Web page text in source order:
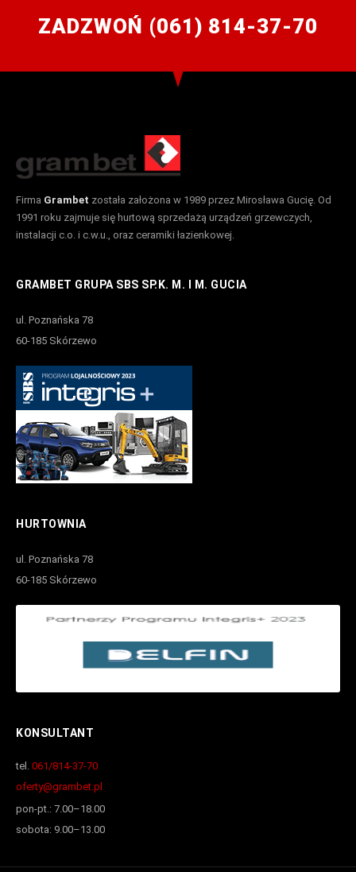
ZADZWOŃ (061) 814-37-70
Firma Grambet została założona w 1989 przez Mirosława Gucię. Od
1991 roku zajmuje się hurtową sprzedażą urządzeń grzewczych,
instalacji c.o. i c.w.u., oraz ceramiki łazienkowej.
GRAMBET GRUPA SBS SP.K. M. I M. GUCIA
ul. Poznańska 78
60-185 Skórzewo
HURTOWNIA
ul. Poznańska 78
60-185 Skórzewo
KONSULTANT
tel. 061/814-37-70
oferty@grambet.pl
pon-pt.: 7.00–18.00
sobota: 9.00–13.00